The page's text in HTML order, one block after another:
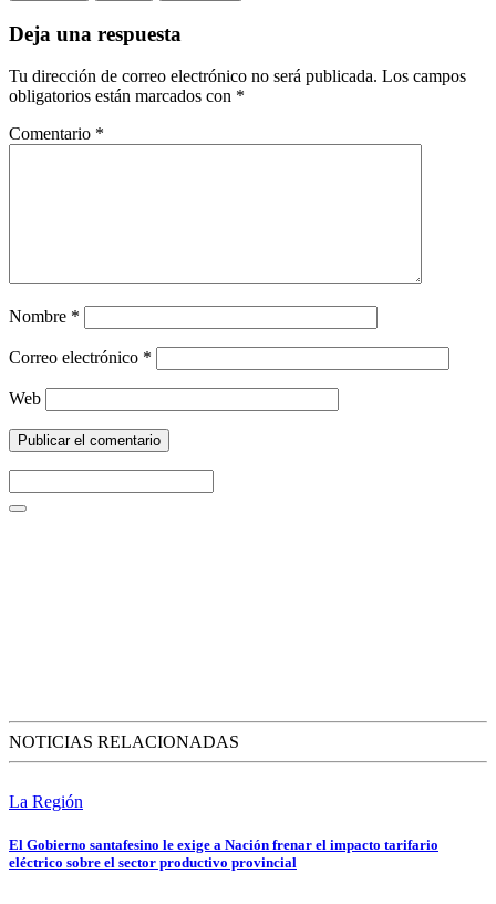
Deja una respuesta
Tu dirección de correo electrónico no será publicada. Los campos
obligatorios están marcados con *
Comentario *
Nombre *
Correo electrónico *
Web
NOTICIAS RELACIONADAS
La Región
El Gobierno santafesino le exige a Nación frenar el impacto tarifario
eléctrico sobre el sector productivo provincial